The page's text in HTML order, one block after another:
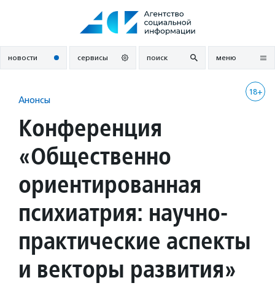
новости сервисы поиск меню
18+
Анонсы
Конференция
«Общественно
ориентированная
психиатрия: научно-
практические аспекты
и векторы развития»